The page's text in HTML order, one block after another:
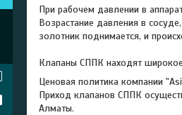
При рабочем давлении в
Возрастание давления в
золотник поднимается, и
Клапаны СППК находят широкое
Ценовая политика компании
Приход клапанов СППК
Алматы.